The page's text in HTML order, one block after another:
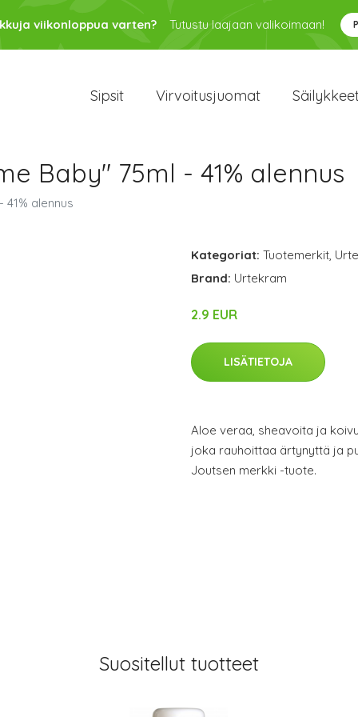
viikonloppua varten? Tutustu laajaan valikoimaan!
Sipsit Virvoitusjuomat
Baby" 75ml - 41% alennus
alennus
Kategoriat: Tuotemerkit,
Brand: Urtekram
2.9 EUR
LISÄTIETOJA
Aloe veraa, sheavoita ja
joka rauhoittaa ärtynyttä ja
Joutsen merkki -tuote.
Suositellut tuotteet